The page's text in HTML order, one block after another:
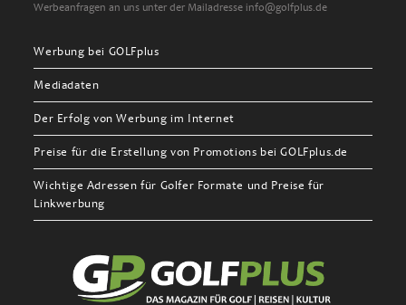
Werbeanfragen an uns unter der Mailadresse info@golfplus.de
Werbung bei GOLFplus
Mediadaten
Der Erfolg von Werbung im Internet
Preise für die Erstellung von Promotions bei GOLFplus.de
Wichtige Adressen für Golfer Formate und Preise für
Linkwerbung